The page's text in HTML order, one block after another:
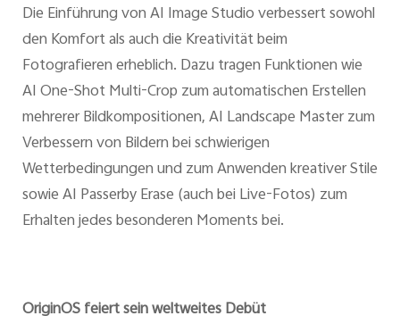
Die Einführung von AI Image Studio verbessert sowohl
den Komfort als auch die Kreativität beim
Fotografieren erheblich. Dazu tragen Funktionen wie
AI One-Shot Multi-Crop zum automatischen Erstellen
mehrerer Bildkompositionen, AI Landscape Master zum
Verbessern von Bildern bei schwierigen
Wetterbedingungen und zum Anwenden kreativer Stile
sowie AI Passerby Erase (auch bei Live-Fotos) zum
Erhalten jedes besonderen Moments bei.
OriginOS feiert sein weltweites Debüt